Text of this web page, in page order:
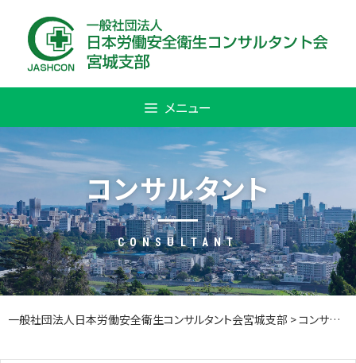
content
メニュー
コンサルタント
CONSULTANT
一般社団法人日本労働安全衛生コンサルタント会宮城支部 >コンサルタント